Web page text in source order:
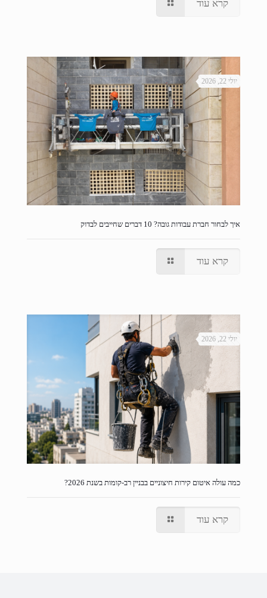
קרא עוד
יולי 22, 2026
איך לבחור חברת עבודות גובה? 10 דברים שחייבים לבדוק
קרא עוד
יולי 22, 2026
כמה עולה איטום קירות חיצוניים בבניין רב-קומות בשנת 2026?
קרא עוד